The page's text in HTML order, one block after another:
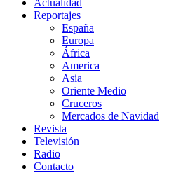
Actualidad
Reportajes
España
Europa
África
America
Asia
Oriente Medio
Cruceros
Mercados de Navidad
Revista
Televisión
Radio
Contacto